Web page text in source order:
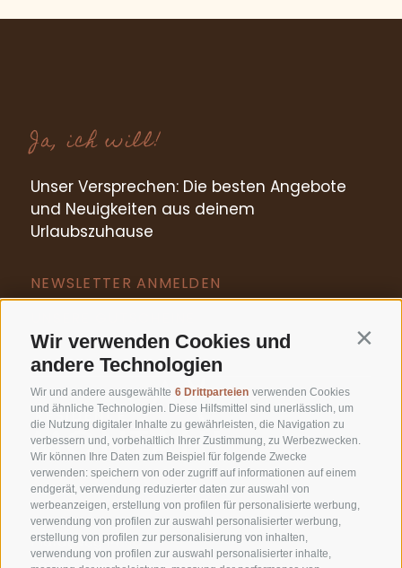
Wir verwenden Cookies und
andere Technologien
Wir und andere ausgewählte 6 Drittparteien verwenden Cookies
und ähnliche Technologien. Diese Hilfsmittel sind unerlässlich, um
die Nutzung digitaler Inhalte zu gewährleisten, die Navigation zu
verbessern und, vorbehaltlich Ihrer Zustimmung, zu Werbezwecken.
Wir können Ihre Daten zum Beispiel für folgende Zwecke
verwenden: speichern von oder zugriff auf informationen auf einem
endgerät, verwendung reduzierter daten zur auswahl von
werbeanzeigen, erstellung von profilen für personalisierte werbung,
verwendung von profilen zur auswahl personalisierter werbung,
erstellung von profilen zur personalisierung von inhalten,
verwendung von profilen zur auswahl personalisierter inhalte,
T +39 0473 623302
info@residence-montani.com
Plafatweg 14-16
Ja, ich will!
Unser Versprechen: Die besten Angebote
und Neuigkeiten aus deinem
Urlaubszuhause
NEWSLETTER ANMELDEN